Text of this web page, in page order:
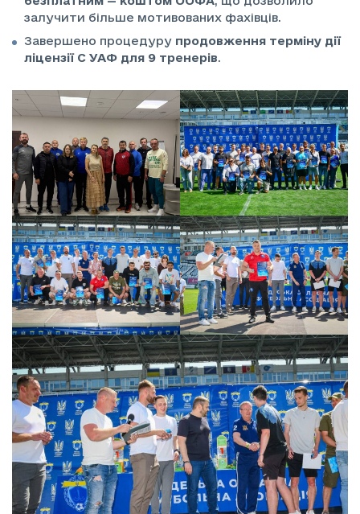
залучити більше мотивованих фахівців.
Завершено процедуру продовження терміну дії
ліцензії С УАФ для 9 тренерів.